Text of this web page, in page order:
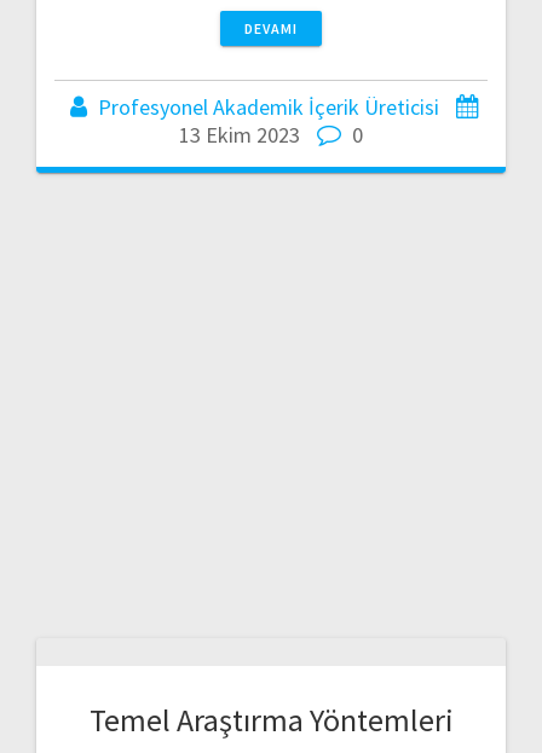
DEVAMI
Profesyonel Akademik İçerik Üreticisi
13 Ekim 2023
0
Temel Araştırma Yöntemleri